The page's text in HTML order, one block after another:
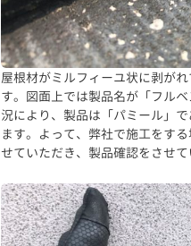
屋根材がミルフィーユ状に剥が
す。図面上では製品名が「フル
況により、製品は「パミール」
ます。よって、弊社で施工をす
せていただき、製品確認をさせて